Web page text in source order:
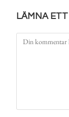
LÄMNA ETT